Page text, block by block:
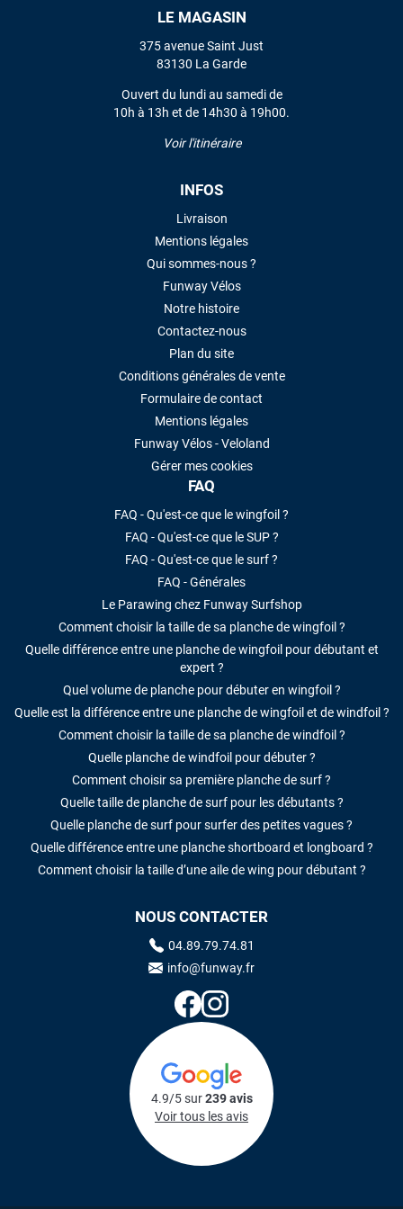
LE MAGASIN
375 avenue Saint Just
83130 La Garde
Ouvert du lundi au samedi de
10h à 13h et de 14h30 à 19h00.
Voir l'itinéraire
INFOS
Livraison
Mentions légales
Qui sommes-nous ?
Funway Vélos
Notre histoire
Contactez-nous
Plan du site
Conditions générales de vente
Formulaire de contact
Mentions légales
Funway Vélos - Veloland
Gérer mes cookies
FAQ
FAQ - Qu'est-ce que le wingfoil ?
FAQ - Qu'est-ce que le SUP ?
FAQ - Qu'est-ce que le surf ?
FAQ - Générales
Le Parawing chez Funway Surfshop
Comment choisir la taille de sa planche de wingfoil ?
Quelle différence entre une planche de wingfoil pour débutant et
expert ?
Quel volume de planche pour débuter en wingfoil ?
Quelle est la différence entre une planche de wingfoil et de windfoil ?
Comment choisir la taille de sa planche de windfoil ?
Quelle planche de windfoil pour débuter ?
Comment choisir sa première planche de surf ?
Quelle taille de planche de surf pour les débutants ?
Quelle planche de surf pour surfer des petites vagues ?
Quelle différence entre une planche shortboard et longboard ?
Comment choisir la taille d’une aile de wing pour débutant ?
NOUS CONTACTER
04.89.79.74.81
info@funway.fr
4.9/5 sur239 avis
Voir tous les avis
VOIR TOUS LES AVIS